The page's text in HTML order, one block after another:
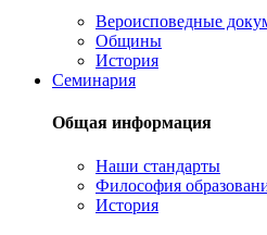
Вероисповедные
Общины
История
Семинария
Общая информация
Наши стандарты
Философия
История